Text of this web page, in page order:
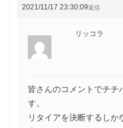
2021/11/17 23:30:09返信
リッコラ
皆さんのコメントでチチ
す。
リタイアを決断するしか